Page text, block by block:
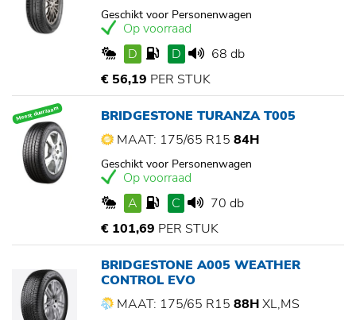
Geschikt voor Personenwagen
Op voorraad
D
D
68 db
€ 56,19 PER STUK
Meest duurzaam
BRIDGESTONE TURANZA T005
MAAT: 175/65 R15 84H
Geschikt voor Personenwagen
Op voorraad
A
C
70 db
€ 101,69 PER STUK
BRIDGESTONE A005 WEATHER
CONTROL EVO
MAAT: 175/65 R15 88HXL,MS